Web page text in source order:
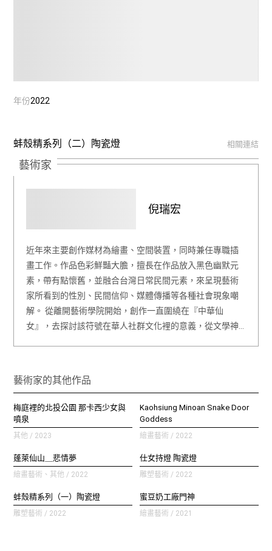
年份2022
蚌殼精系列（二）陶瓷燈 相關連結
藝術家
倪瑞宏
近年來主要創作媒材為繪畫、空間裝置，同時兼任專職插
畫工作。作品色彩鮮豔大膽，擅長在作品放入黑色幽默元
素，帶有點懷舊，並融合台灣日常民間元素，來呈現藝術
家所看到的性別、民間信仰、媒體傳播等各種社會現象嘲
解。 從離開藝術學院開始，創作一直圍繞在『中華仙
女』，去探討該符號在華人社群文化裡的意義，從文學神…
藝術家的其他作品
梅庭裡的北投公園 那卡西少女與
噴泉
其他 / 2023
Kaohsiung Minoan Snake Door
Goddess
繪畫藝術 / 2022
蓬萊仙山＿悲情夢
繪畫藝術、其他 / 2022
仕女持燈 陶瓷燈
雕塑藝術 / 2022
蚌殼精系列（一）陶瓷燈
雕塑藝術 / 2022
蜜豆奶工廠門神
繪畫藝術 / 2021